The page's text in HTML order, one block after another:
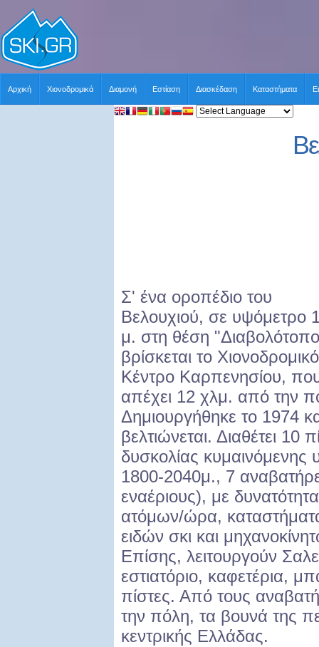
Αρχική Χιονοδρομικά Διαμονή Εστίαση Διασκέδαση Καταστήματα
Σ' ένα οροπέδιο του
Βελουχιού, σε υψόμετρο
μ. στη θέση
βρίσκεται το Χιονοδρομικό
Κέντρο Καρπενησίου,
απέχει 12 χλμ. από την
Δημιουργήθηκε το 1974
βελτιώνεται. Διαθέτει 10
δυσκολίας
1800-2040μ., 7
εναέριους), με
ατόμων/ώρα,
ειδών σκι και
Επίσης, λειτουργούν
εστιατόριο, καφετέρια,
πίστες. Από τους
την πόλη, τα βουνά της
κεντρικής Ελλάδας.